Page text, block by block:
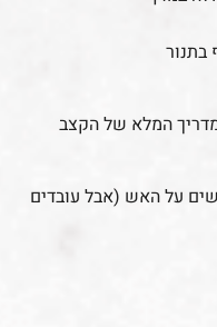
בתנור
המלא של הקצב
על האש (אבל עובדים